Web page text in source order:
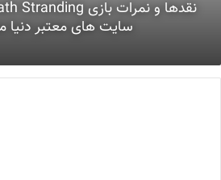
سایت های معتبر دنیا